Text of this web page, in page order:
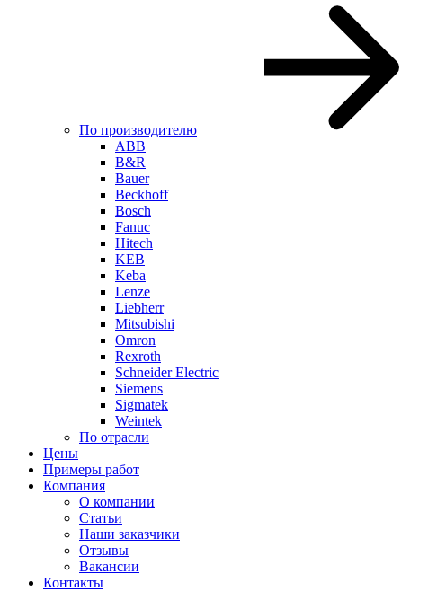
По производителю
ABB
B&R
Bauer
Beckhoff
Bosch
Fanuc
Hitech
KEB
Keba
Lenze
Liebherr
Mitsubishi
Omron
Rexroth
Schneider Electric
Siemens
Sigmatek
Weintek
По отрасли
Цены
Примеры работ
Компания
О компании
Статьи
Наши заказчики
Отзывы
Вакансии
Контакты